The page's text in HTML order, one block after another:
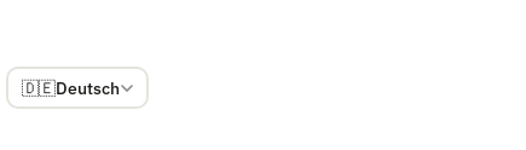
🇩🇪Deutsch